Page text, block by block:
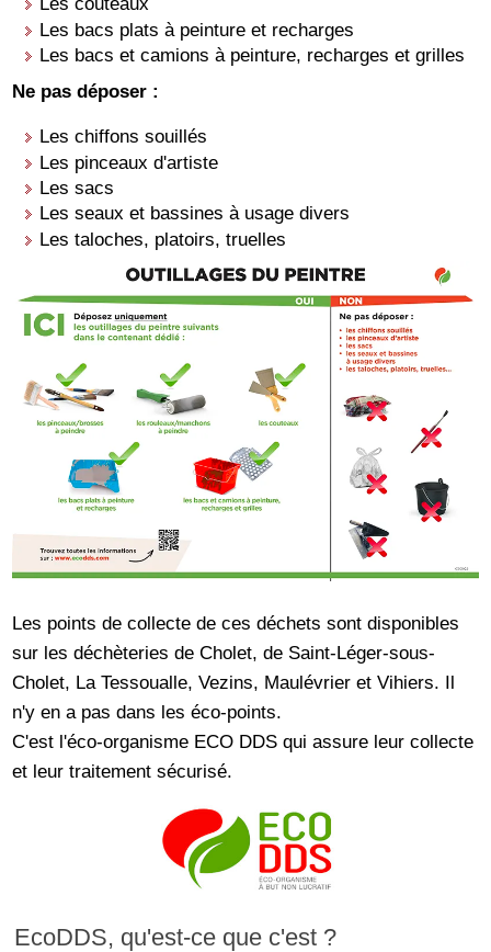
Les bacs plats à peinture et recharges
Les bacs et camions à peinture, recharges et grilles
Ne pas déposer :
Les chiffons souillés
Les pinceaux d'artiste
Les sacs
Les seaux et bassines à usage divers
Les taloches, platoirs, truelles
Les points de collecte de ces déchets sont disponibles
sur les déchèteries de Cholet, de Saint-Léger-sous-
Cholet, La Tessoualle, Vezins, Maulévrier et Vihiers. Il
n'y en a pas dans les éco-points.
C'est l'éco-organisme ECO DDS qui assure leur collecte
et leur traitement sécurisé.
EcoDDS, qu'est-ce que c'est ?